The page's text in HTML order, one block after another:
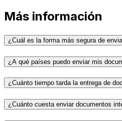
Más información
¿Cuál es la forma más segura de
¿A qué países puedo enviar mis
¿Cuánto tiempo tarda la entrega de
¿Cuánto cuesta enviar documentos